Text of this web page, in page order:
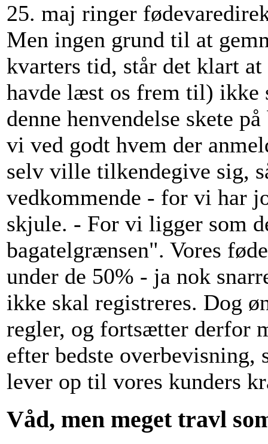
25. maj ringer
Men ingen grund til at
kvarters tid, står det klart
havde læst os frem til) ikke
denne henvendelse skete
vi ved godt hvem der
selv ville tilkendegive sig,
vedkommende - for vi har
skjule. - For vi ligger som
bagatelgrænsen". Vores
under de 50% - ja nok
ikke skal registreres. Dog
regler, og fortsætter derfor
efter bedste overbevisning,
lever op til vores kunders
Våd, men meget travl